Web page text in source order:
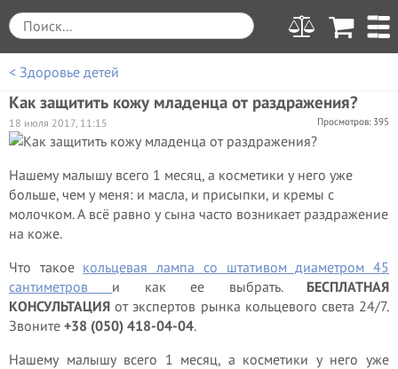
< Здоровье детей
Как защитить кожу младенца от раздражения?
Просмотров: 395
18 июля 2017, 11:15
Нашему малышу всего 1 месяц, а косметики у него уже
больше, чем у меня: и масла, и присыпки, и кремы с
молочком. А всё равно у сына часто возникает раздражение
на коже.
Что такое кольцевая лампа со штативом диаметром 45
сантиметров и как ее выбрать. БЕСПЛАТНАЯ
КОНСУЛЬТАЦИЯ от экспертов рынка кольцевого света 24/7.
Звоните +38 (050) 418-04-04.
Нашему малышу всего 1 месяц, а косметики у него уже